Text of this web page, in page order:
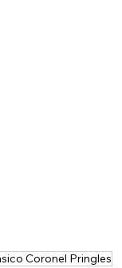
Coronel Pringles